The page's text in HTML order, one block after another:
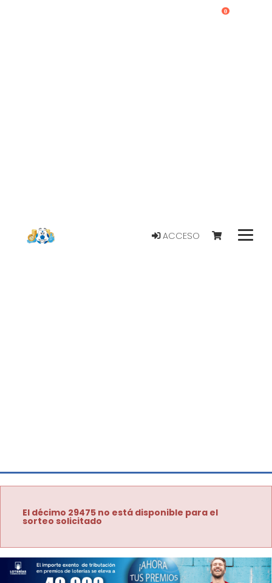
ACCESO
0
El décimo 29475 no está disponible para el
sorteo solicitado